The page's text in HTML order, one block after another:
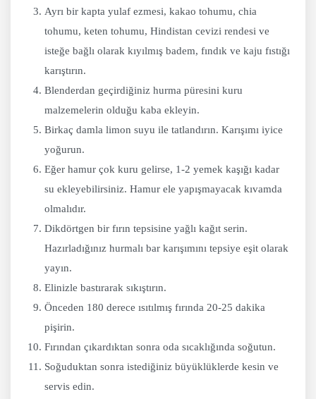
Ayrı bir kapta yulaf ezmesi, kakao tohumu, chia
tohumu, keten tohumu, Hindistan cevizi rendesi ve
isteğe bağlı olarak kıyılmış badem, fındık ve kaju fıstığı
karıştırın.
Blenderdan geçirdiğiniz hurma püresini kuru
malzemelerin olduğu kaba ekleyin.
Birkaç damla limon suyu ile tatlandırın. Karışımı iyice
yoğurun.
Eğer hamur çok kuru gelirse, 1-2 yemek kaşığı kadar
su ekleyebilirsiniz. Hamur ele yapışmayacak kıvamda
olmalıdır.
Dikdörtgen bir fırın tepsisine yağlı kağıt serin.
Hazırladığınız hurmalı bar karışımını tepsiye eşit olarak
yayın.
Elinizle bastırarak sıkıştırın.
Önceden 180 derece ısıtılmış fırında 20-25 dakika
pişirin.
Fırından çıkardıktan sonra oda sıcaklığında soğutun.
Soğuduktan sonra istediğiniz büyüklüklerde kesin ve
servis edin.